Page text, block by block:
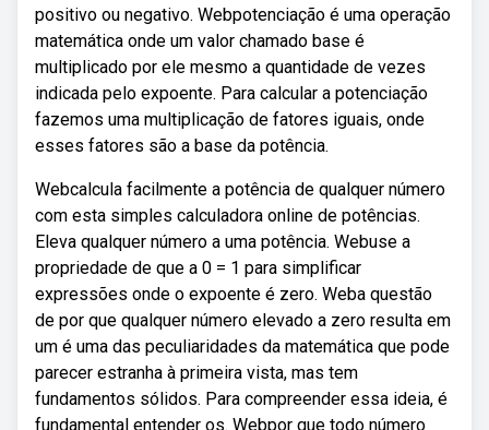
positivo ou negativo. Webpotenciação é uma operação
matemática onde um valor chamado base é
multiplicado por ele mesmo a quantidade de vezes
indicada pelo expoente. Para calcular a potenciação
fazemos uma multiplicação de fatores iguais, onde
esses fatores são a base da potência.
Webcalcula facilmente a potência de qualquer número
com esta simples calculadora online de potências.
Eleva qualquer número a uma potência. Webuse a
propriedade de que a 0 = 1 para simplificar
expressões onde o expoente é zero. Weba questão
de por que qualquer número elevado a zero resulta em
um é uma das peculiaridades da matemática que pode
parecer estranha à primeira vista, mas tem
fundamentos sólidos. Para compreender essa ideia, é
fundamental entender os. Webpor que todo número